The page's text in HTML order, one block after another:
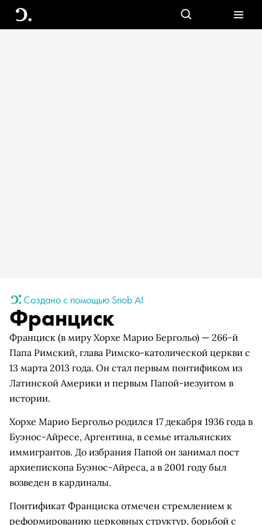
Создано с помощью Snob AI
Франциск
Франциск (в миру Хорхе Марио Бергольо) — 266-й
Папа Римский, глава Римско-католической церкви с
13 марта 2013 года. Он стал первым понтификом из
Латинской Америки и первым Папой-иезуитом в
истории.
Хорхе Марио Бергольо родился 17 декабря 1936 года в
Буэнос-Айресе, Аргентина, в семье итальянских
иммигрантов. До избрания Папой он занимал пост
архиепископа Буэнос-Айреса, а в 2001 году был
возведен в кардиналы.
Понтификат Франциска отмечен стремлением к
реформированию церковных структур, борьбой с